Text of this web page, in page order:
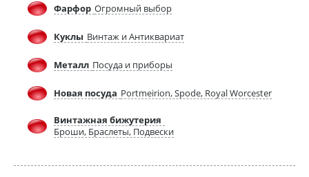
Фарфор Огромный выбор
Куклы Винтаж и Антиквариат
Металл Посуда и приборы
Новая посуда Portmeirion, Spode, Royal Worcester
Винтажная бижутерия
Броши, Браслеты, Подвески